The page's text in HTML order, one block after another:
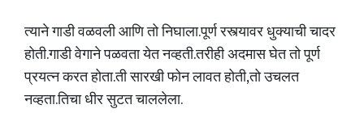
त्याने गाडी वळवली आणि तो निघाला.पूर्ण रस्त्यावर धुक्याची चादर
होती.गाडी वेगाने पळवता येत नव्हती.तरीही अदमास घेत तो पूर्ण
प्रयत्न करत होता.ती सारखी फोन लावत होती,तो उचलत
नव्हता.तिचा धीर सुटत चाललेला.